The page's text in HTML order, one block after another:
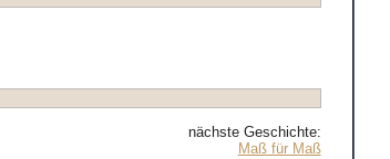
nächste Geschichte:
Maß für Maß